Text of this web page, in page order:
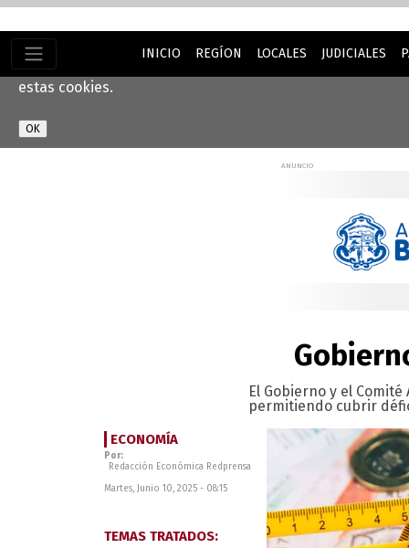
Este sitio web utiliza cookies para ayudarnos a
estas cookies.
INICIO REGÍON LOCALES JUDICIALES
El Gobierno y el
permitiendo cubrir
ECONOMÍA
Por:
Redacción Económica Redprensa
Martes, Junio 10, 2025 - 08:15
TEMAS TRATADOS: